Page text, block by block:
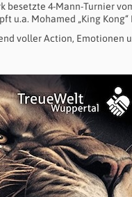
4-Mann-Turnier
u.a. Mohamed „King Kong“
voller Action, Emotionen